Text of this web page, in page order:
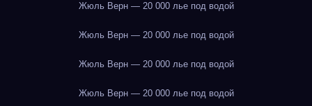
Жюль Верн — 20 000 лье под водой
Жюль Верн — 20 000 лье под водой
Жюль Верн — 20 000 лье под водой
Жюль Верн — 20 000 лье под водой